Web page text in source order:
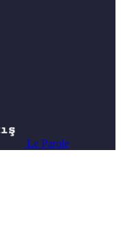
Le Parole